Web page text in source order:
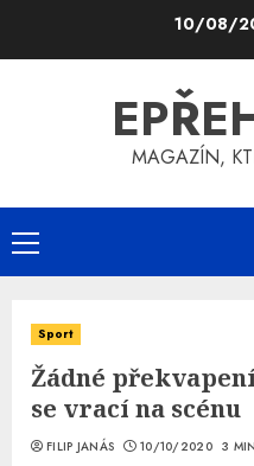
10/08/
MAGAZÍN,
Primary
Menu
Sport
Žádné
se vrací na scénu
FILIP JANÁS 10/10/2020 3